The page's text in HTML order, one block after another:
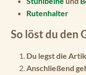
Rutenhalter
So löst du den
Du legst die
Anschließend